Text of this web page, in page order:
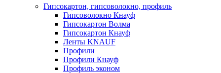
Гипсокартон, гипсоволокно, профиль
Гипсоволокно Кнауф
Гипсокартон Волма
Гипсокартон Кнауф
Ленты KNAUF
Профили
Профили Кнауф
Профиль эконом